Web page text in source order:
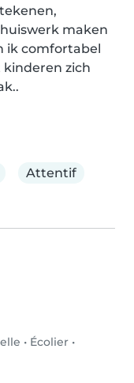
maken
ik comfortabel
kinderen zich
Attentif
• Écolier •